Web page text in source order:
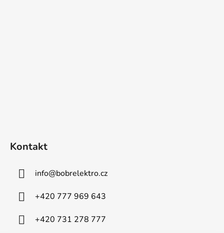
Kontakt
info@bobrelektro.cz
+420 777 969 643
+420 731 278 777